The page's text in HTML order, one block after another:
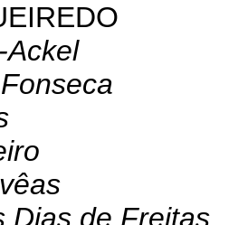
Ackel
Dias de Freitas